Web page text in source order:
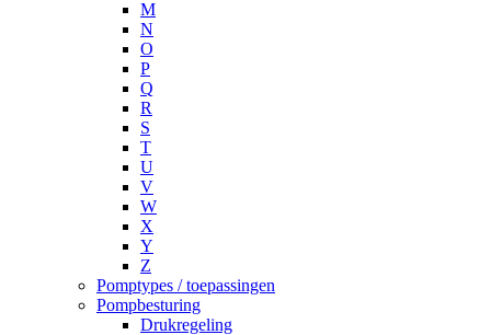
M
N
O
P
Q
R
S
T
U
V
W
X
Y
Z
Pomptypes / toepassingen
Pompbesturing
Drukregeling